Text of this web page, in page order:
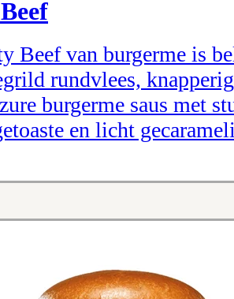
Beef van burgerme is
rundvlees,
burgerme saus met
en licht